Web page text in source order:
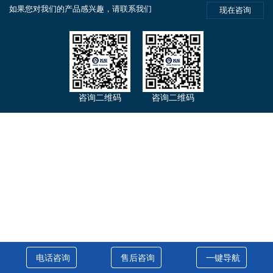
如果您对我们的产品感兴趣，请联系我们 现在咨询
咨询二维码 咨询二维码
电话咨询 售后咨询 一键导航